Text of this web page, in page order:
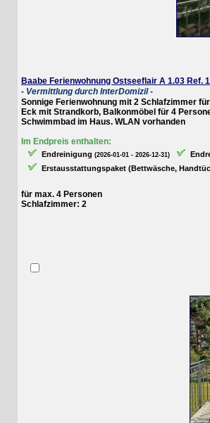
Baabe Ferienwohnung Ostseeflair A 1.03 Ref.
- Vermittlung durch InterDomizil -
Sonnige Ferienwohnung mit 2 Schlafzimmer für 2
Eck mit Strandkorb, Balkonmöbel für 4 Personen
Schwimmbad im Haus. WLAN vorhanden
Im Endpreis enthalten:
Endreinigung(2026-01-01 - 2026-12-31)
Erstausstattungspaket (Bettwäsche, Handtücher)
für max. 4 Personen
Schlafzimmer: 2